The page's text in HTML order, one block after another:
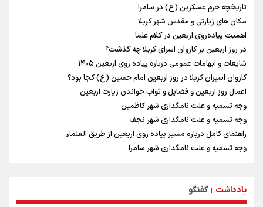
تاریخچه حرم عسکرین (ع) در سامرا
مکان های زیارتی و مقدس شهر کربلا
اهمیت پیاده‌روی اربعین در کلام علما
در روز اربعین بر کاروان اسرای کربلا چه گذشت؟
شایعات و ابهامات عمومی درباره پیاده روی اربعین ۱۴۰۵
کاروان اسیران کربلا در روز اربعین امام حسین (ع) کجا بود؟
اعمال روز اربعین و فضایل و ثواب خواندن زیارت اربعین
وجه تسمیه و علت نامگذاری شهر کاظمین
وجه تسمیه و علت نامگذاری شهر نجف
راهنمای کامل درباره مسیر پیاده روی اربعین از طریق العلماء
وجه تسمیه و علت نامگذاری شهر سامرا
توصیه هایی مهم برای پیچ خوردگی پا در پیاده روی اربعین
یادداشت | گفتگو